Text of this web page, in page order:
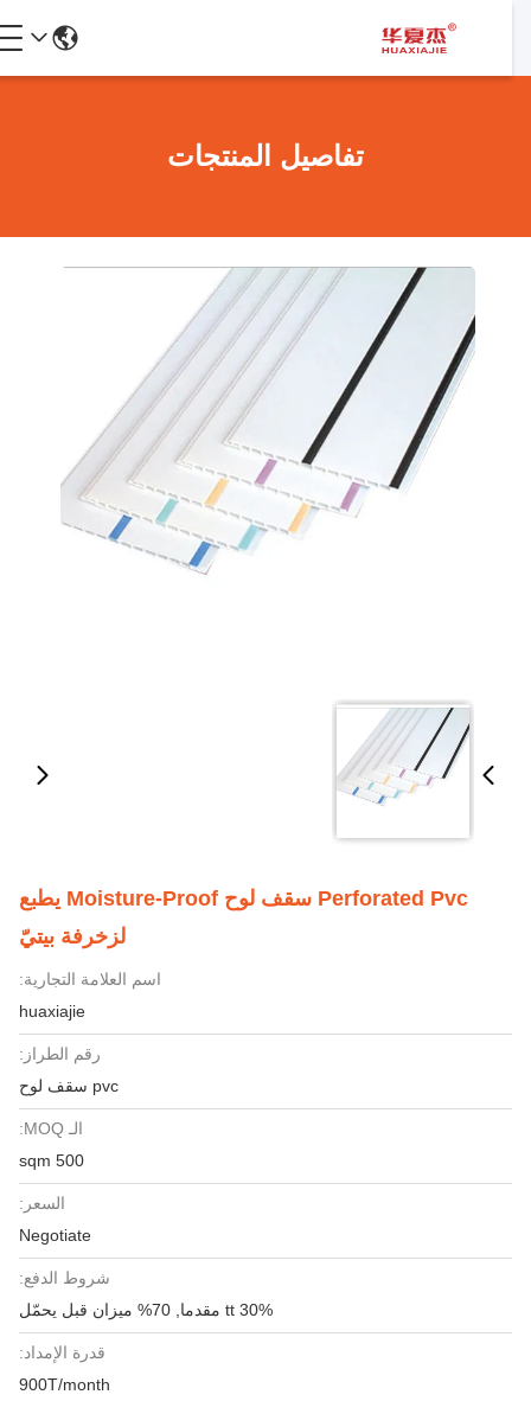
تفاصيل المنتجات
Perforated Pvc سقف لوح Moisture-Proof يطبع
لزخرفة بيتيّ
اسم العلامة التجارية:
huaxiajie
رقم الطراز:
pvc سقف لوح
الـ MOQ:
500 sqm
السعر:
Negotiate
شروط الدفع:
30% tt مقدما, 70% ميزان قبل يحمّل
قدرة الإمداد:
900T/month